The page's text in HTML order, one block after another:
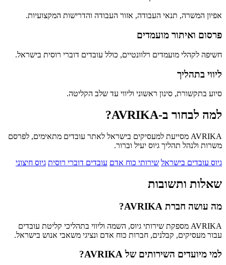
אפיון המשרה, תנאי העבודה, אזור העבודה והדרישות המקצועיות.
פרסום ואיתור מועמדים
חשיפה לקהלי מועמדים רלוונטיים, כולל עובדים דוברי רוסית בישראל.
ליווי בתהליך
סיוע בתקשורת, סינון ראשוני וליווי עד שלב הקליטה.
למה לבחור ב-AVRIKA?
AVRIKA מסייעת למעסיקים בישראל לאתר עובדים מתאימים, לפרסם
משרות ולנהל תהליך גיוס יעיל וברור.
גיוס עובדים בישראל שירותי כוח אדם עובדים דוברי רוסית גיוס חיצוני
שאלות ותשובות
מה עושה חברת AVRIKA?
AVRIKA מספקת שירותי גיוס, השמה וליווי בתהליכי קליטת עובדים
עבור מעסיקים, קבלנים, חברות כוח אדם ונציגי משאבי אנוש בישראל.
למי מיועדים השירותים של AVRIKA?